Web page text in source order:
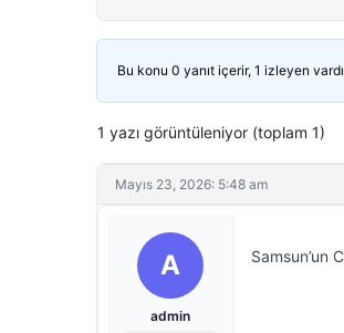
Bu konu 0 yanıt içerir, 1 izleyen
1 yazı görüntüleniyor (toplam 1)
Mayıs 23, 2026: 5:48 am
A
admin
Samsun’un